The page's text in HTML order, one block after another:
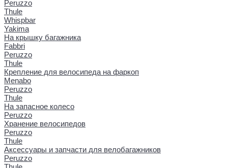
Peruzzo
Thule
Whispbar
Yakima
На крышку багажника
Fabbri
Peruzzo
Thule
Крепление для велосипеда на фаркоп
Menabo
Peruzzo
Thule
На запасное колесо
Peruzzo
Хранение велосипедов
Peruzzo
Thule
Аксессуары и запчасти для велобагажников
Peruzzo